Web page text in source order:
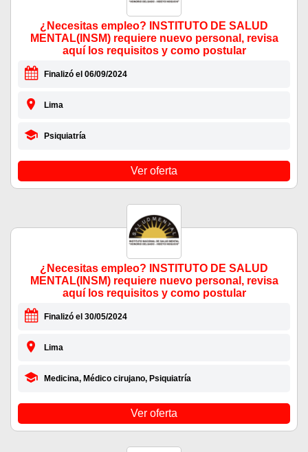
¿Necesitas empleo? INSTITUTO DE SALUD
MENTAL(INSM) requiere nuevo personal, revisa
aquí los requisitos y como postular
Finalizó el 06/09/2024
Lima
Psiquiatría
Ver oferta
¿Necesitas empleo? INSTITUTO DE SALUD
MENTAL(INSM) requiere nuevo personal, revisa
aquí los requisitos y como postular
Finalizó el 30/05/2024
Lima
Medicina, Médico cirujano, Psiquiatría
Ver oferta